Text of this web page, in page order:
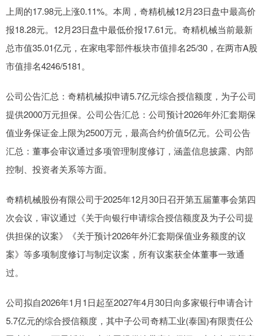
上周的17.98元上涨0.11%。本周，奇精机械12月23日盘中最高价
报18.28元。12月23日盘中最低价报17.61元。奇精机械当前最新
总市值35.01亿元，在家电零部件板块市值排名25/30，在两市A股
市值排名4246/5181。
公司公告汇总：奇精机械拟申请5.7亿元综合授信额度，为子公司
提供2000万元担保。公司公告汇总：公司预计2026年外汇套期保
值业务保证金上限为2500万元，最高合约价值5亿元。公司公告
汇总：董事会审议通过多项管理制度修订，涵盖信息披露、内部
控制、投资者关系等方面。
奇精机械股份有限公司于2025年12月30日召开第五届董事会第四
次会议，审议通过《关于向银行申请综合授信额度及为子公司提
供担保的议案》《关于预计2026年外汇套期保值业务额度的议
案》等多项制度修订与制定议案，所有议案获全体董事一致通
过。
公司拟自2026年1月1日起至2027年4月30日向多家银行申请合计
5.7亿元的综合授信额度，其中子公司奇精工业(泰国)有限责任公